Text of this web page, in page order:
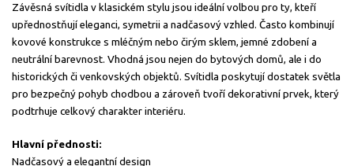
Závěsná svítidla v klasickém stylu jsou ideální volbou pro ty, kteří
upřednostňují eleganci, symetrii a nadčasový vzhled. Často kombinují
kovové konstrukce s mléčným nebo čirým sklem, jemné zdobení a
neutrální barevnost. Vhodná jsou nejen do bytových domů, ale i do
historických či venkovských objektů. Svítidla poskytují dostatek světla
pro bezpečný pohyb chodbou a zároveň tvoří dekorativní prvek, který
podtrhuje celkový charakter interiéru.
Hlavní přednosti:
Nadčasový a elegantní design